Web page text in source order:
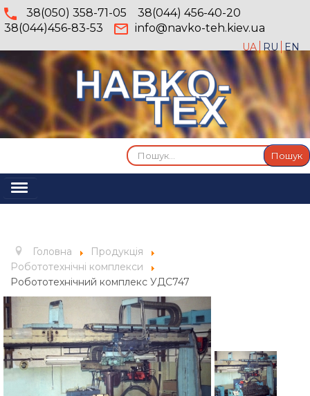
38(050) 358-71-05
38(044) 456-40-20
38(044)456-83-53
info@navko-teh.kiev.ua
UA RU EN
Пошук... Пошук
Перемикач
Послуги
Продукція
Галерея
Публікації
Контакти
Головна
Продукція
Робототехнічні комплекси
Робототехнічний комплекс УДС747